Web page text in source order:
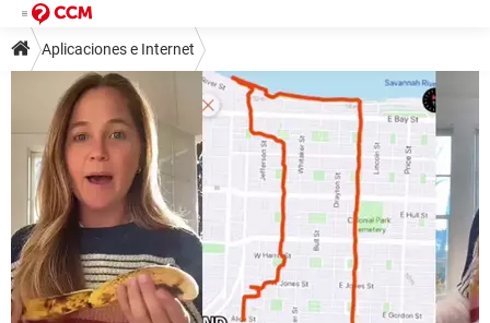
Aplicaciones e Internet